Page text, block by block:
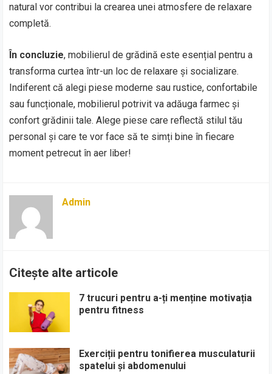
natural vor contribui la crearea unei atmosfere de relaxare
completă.
În concluzie, mobilierul de grădină este esențial pentru a
transforma curtea într-un loc de relaxare și socializare.
Indiferent că alegi piese moderne sau rustice, confortabile
sau funcționale, mobilierul potrivit va adăuga farmec și
confort grădinii tale. Alege piese care reflectă stilul tău
personal și care te vor face să te simți bine în fiecare
moment petrecut în aer liber!
Admin
Citește alte articole
7 trucuri pentru a-ți menține motivația
pentru fitness
Exerciții pentru tonifierea musculaturii
spatelui și abdomenului